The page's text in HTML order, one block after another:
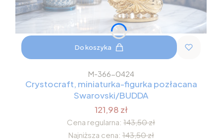
Do koszyka
M-366-0424
Crystocraft, miniaturka-figurka pozłacana
Swarovski/BUDDA
121,98 zł
Cena regularna: 143,50 zł
Najniższa cena: 143,50 zł